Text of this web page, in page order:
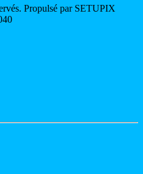
Propulsé par SETUPIX